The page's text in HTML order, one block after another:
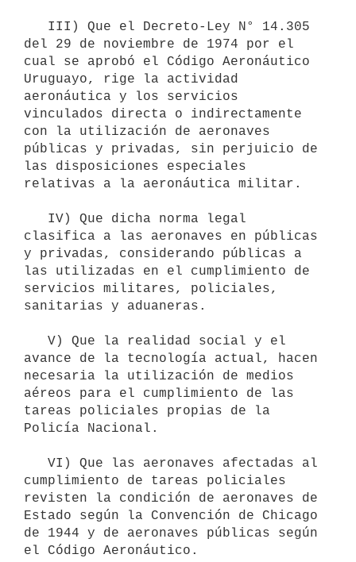
del 29 de noviembre de 1974 por el
cual se aprobó el Código Aeronáutico
Uruguayo, rige la actividad
aeronáutica y los servicios
vinculados directa o indirectamente
con la utilización de aeronaves
públicas y privadas, sin perjuicio de
las disposiciones especiales
relativas a la aeronáutica militar.
clasifica a las aeronaves en públicas
y privadas, considerando públicas a
las utilizadas en el cumplimiento de
servicios militares, policiales,
sanitarias y aduaneras.
avance de la tecnología actual, hacen
necesaria la utilización de medios
aéreos para el cumplimiento de las
tareas policiales propias de la
Policía Nacional.
cumplimiento de tareas policiales
revisten la condición de aeronaves de
Estado según la Convención de Chicago
de 1944 y de aeronaves públicas según
el Código Aeronáutico.